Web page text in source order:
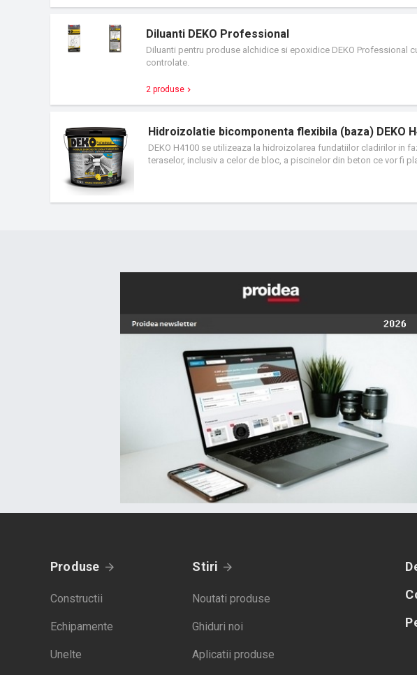
Diluanti DEKO Professional
Diluanti pentru produse alchidice si epoxidice DEKO
controlate.
2 produse
Hidroizolatie bicomponenta flexibila (baza) DEKO
DEKO H4100 se utilizeaza la hidroizolarea fundatiilor cladirilor in
teraselor, inclusiv a celor de bloc, a piscinelor din beton ce vor fi
Produse
Constructii
Echipamente
Unelte
Stiri
Noutati produse
Ghiduri noi
Aplicatii produse